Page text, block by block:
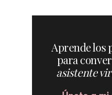
Aprende los
para
asistente